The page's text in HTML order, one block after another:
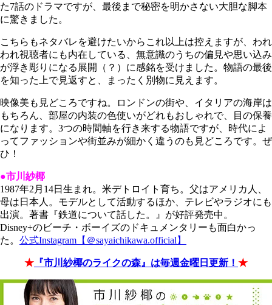
た7話のドラマですが、最後まで秘密を明かさない大胆な脚本
に驚きました。
こちらもネタバレを避けたいからこれ以上は控えますが、われ
われ視聴者にも内在している、無意識のうちの偏見や思い込み
が浮き彫りになる展開（？）に感銘を受けました。物語の最後
を知った上で見返すと、まったく別物に見えます。
映像美も見どころですね。ロンドンの街や、イタリアの海岸は
もちろん、部屋の内装の色使いがどれもおしゃれで、目の保養
になります。3つの時間軸を行き来する物語ですが、時代によ
ってファッションや街並みが細かく違うのも見どころです。ぜ
ひ！
●市川紗椰
1987年2月14日生まれ。米デトロイト育ち。父はアメリカ人、
母は日本人。モデルとして活動するほか、テレビやラジオにも
出演。著書『鉄道について話した。』が好評発売中。
Disney+のビーチ・ボーイズのドキュメンタリーも面白かっ
た。 公式Instagram【＠sayaichikawa.official】
★ 『市川紗椰のライクの森』は毎週金曜日更新！ ★